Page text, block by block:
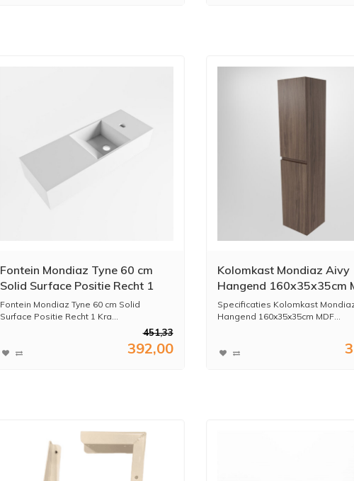
Fontein Mondiaz Tyne 60 cm
Solid Surface Positie Recht 1
Kraangat Talc
Fontein Mondiaz Tyne 60 cm Solid
Surface Positie Recht 1 Kra...
451,33
392,00
Kolomkast Mondiaz Aivy
Hangend 160x35x35cm
Deuren Softclose
Mocha
Specificaties Kolomkast
Hangend 160x35x35cm MDF...